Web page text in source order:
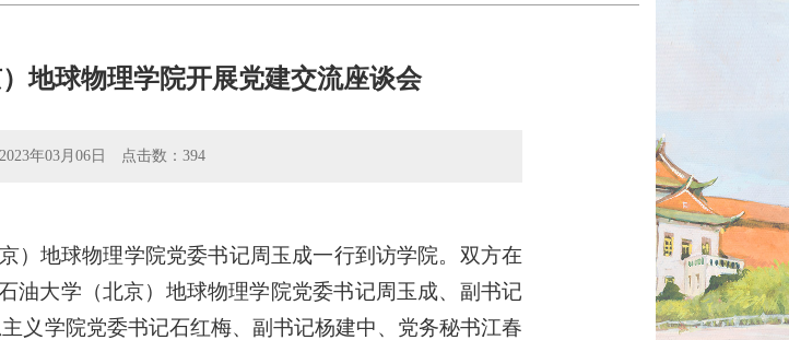
地球物理学院开展党建交流座谈会
年03月06日 点击数： 394
）地球物理学院党委书记周玉成一行到访学院。双方在
油大学（北京）地球物理学院党委书记周玉成、副书记
义学院党委书记石红梅、副书记杨建中、党务秘书江春